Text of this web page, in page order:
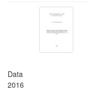
Data
2016